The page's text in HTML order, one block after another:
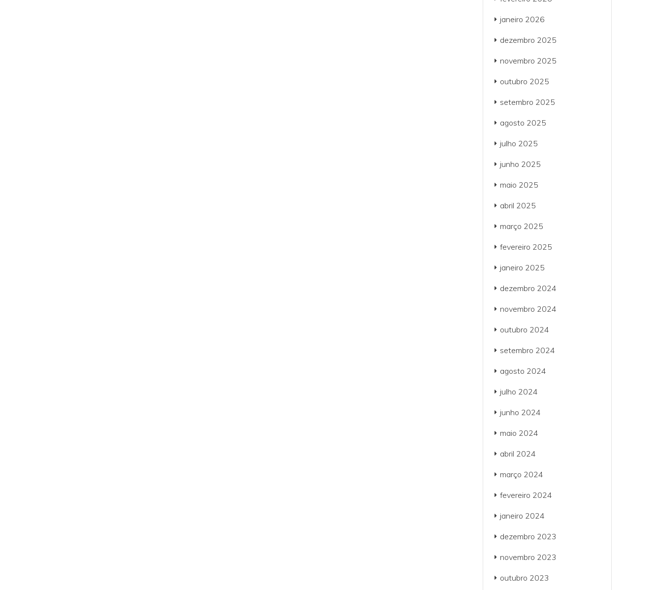
janeiro 2026
dezembro 2025
novembro 2025
outubro 2025
setembro 2025
agosto 2025
julho 2025
junho 2025
maio 2025
abril 2025
março 2025
fevereiro 2025
janeiro 2025
dezembro 2024
novembro 2024
outubro 2024
setembro 2024
agosto 2024
julho 2024
junho 2024
maio 2024
abril 2024
março 2024
fevereiro 2024
janeiro 2024
dezembro 2023
novembro 2023
outubro 2023